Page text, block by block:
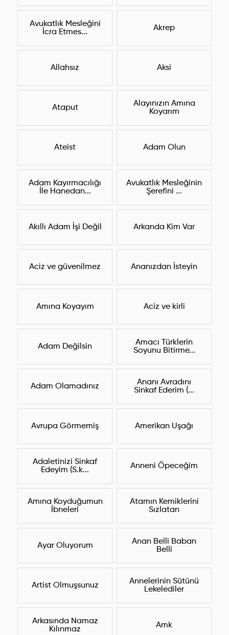
Avukatlık Mesleğini
İcra Etmes...
Akrep
Allahsız Aksi
Ataput
Alayınızın Amına
Koyarım
Ateist Adam Olun
Adam Kayırmacılığı
İle Hanedan...
Avukatlık Mesleğinin
Şerefini ...
Akıllı Adam İşi Değil Arkanda Kim Var
Aciz ve güvenilmez Ananızdan İsteyin
Amına Koyayım Aciz ve kirli
Adam Değilsin
Amacı Türklerin
Soyunu Bitirme...
Adam Olamadınız
Ananı Avradını
Sinkaf Ederim (...
Avrupa Görmemiş Amerikan Uşağı
Adaletinizi Sinkaf
Edeyim (S.k...
Anneni Öpeceğim
Amına Koyduğumun
İbneleri
Atamın Kemiklerini
Sızlatan
Ayar Oluyorum
Anan Belli Baban
Belli
Artist Olmuşsunuz
Annelerinin Sütünü
Lekelediler
Arkasında Namaz
Kılınmaz
Amk